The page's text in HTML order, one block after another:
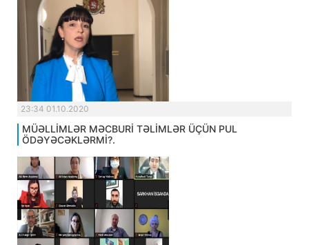
23:34 01.10.2020
MÜƏLLİMLƏR MƏCBURİ TƏLİMLƏR ÜÇÜN PUL
ÖDƏYƏCƏKLƏRMİ?.